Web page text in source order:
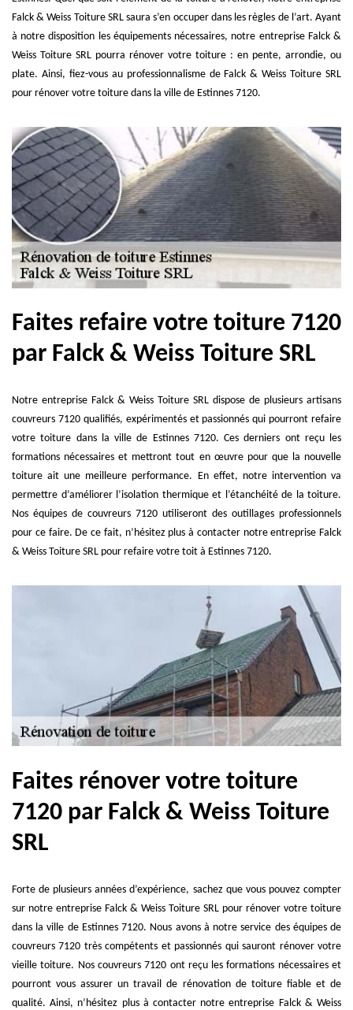
Falck & Weiss Toiture SRL saura s’en occuper dans les règles de l’art. Ayant
à notre disposition les équipements nécessaires, notre entreprise Falck &
Weiss Toiture SRL pourra rénover votre toiture : en pente, arrondie, ou
plate. Ainsi, fiez-vous au professionnalisme de Falck & Weiss Toiture SRL
pour rénover votre toiture dans la ville de Estinnes 7120.
Faites refaire votre toiture 7120
par Falck & Weiss Toiture SRL
Notre entreprise Falck & Weiss Toiture SRL dispose de plusieurs artisans
couvreurs 7120 qualifiés, expérimentés et passionnés qui pourront refaire
votre toiture dans la ville de Estinnes 7120. Ces derniers ont reçu les
formations nécessaires et mettront tout en œuvre pour que la nouvelle
toiture ait une meilleure performance. En effet, notre intervention va
permettre d’améliorer l’isolation thermique et l’étanchéité de la toiture.
Nos équipes de couvreurs 7120 utiliseront des outillages professionnels
pour ce faire. De ce fait, n’hésitez plus à contacter notre entreprise Falck
& Weiss Toiture SRL pour refaire votre toit à Estinnes 7120.
Faites rénover votre toiture
7120 par Falck & Weiss Toiture
SRL
Forte de plusieurs années d’expérience, sachez que vous pouvez compter
sur notre entreprise Falck & Weiss Toiture SRL pour rénover votre toiture
dans la ville de Estinnes 7120. Nous avons à notre service des équipes de
couvreurs 7120 très compétents et passionnés qui sauront rénover votre
vieille toiture. Nos couvreurs 7120 ont reçu les formations nécessaires et
pourront vous assurer un travail de rénovation de toiture fiable et de
qualité. Ainsi, n’hésitez plus à contacter notre entreprise Falck & Weiss